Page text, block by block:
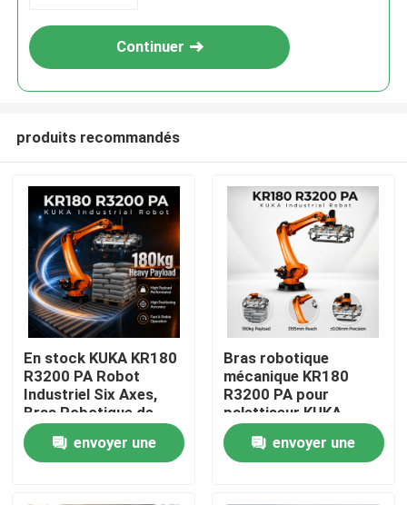
À la maison
Produits
Vidéos
Continuer
produits recommandés
En stock KUKA KR180
R3200 PA Robot
Industriel Six Axes,
Bras Robotique de
Palettisation et
Manutention avec une
Portée de 3195mm
envoyer une
Bras robotique
mécanique KR180
R3200 PA pour
palettiseur KUKA
Robot, portée
maximale de 3195 mm
envoyer une